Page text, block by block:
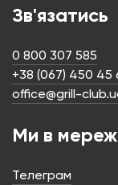
Зв'язатись
0 800 307 585
+38 (067) 450 45
office@grill-
Ми в
Телеграм